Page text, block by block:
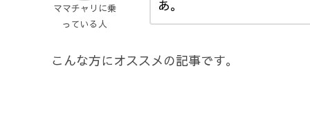
ママチャリに乗
っている人
あ。
こんな方にオススメの記事です。